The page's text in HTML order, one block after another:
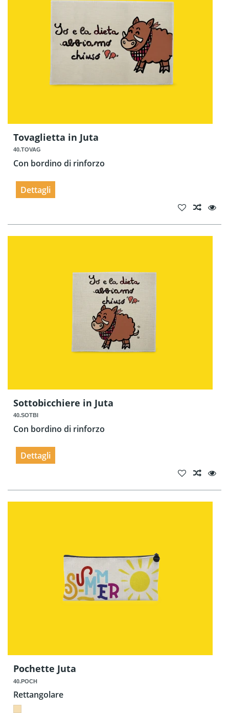
Tovaglietta in Juta
40.TOVAG
Con bordino di rinforzo
Dettagli
Sottobicchiere in Juta
40.SOTBI
Con bordino di rinforzo
Dettagli
Pochette Juta
40.POCH
Rettangolare